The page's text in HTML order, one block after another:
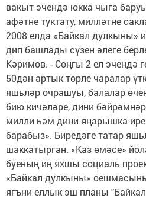
вакыт эчендә юкка чыга
афәтне туктату, милләтне
2008 елда «Байкал дулкыны»
дип башлады сүзен әлеге
Кәримов. - Соңгы 2 ел эчендә
50дән артык төрле чаралар
яшьләр очрашуы, балалар
бию кичәләре, дини
милли һәм дини яңарышка
барабыз». Биредәге татар
шаккатырган. «Каз өмәсе»
буеның иң яхшы социаль
«Байкал дулкыны»
ягъни еллык эш планы